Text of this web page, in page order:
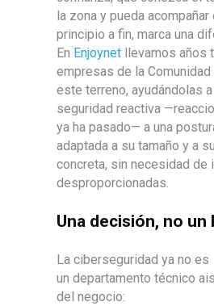
la zona y pueda
principio a fin, marca una
En Enjoynet llevamos años
empresas de la Comunidad
este terreno, ayudándolas
seguridad reactiva
ya ha pasado— a una
adaptada a su tamaño y a
concreta, sin necesidad de
desproporcionadas.
Una decisión, no un
La ciberseguridad ya no es
un departamento técnico
del negocio: